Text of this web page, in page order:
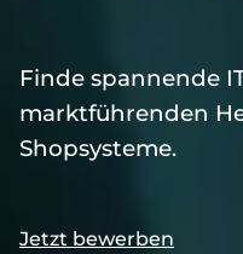
Finde spannende
marktführenden
Shopsysteme.
Jetzt bewerben